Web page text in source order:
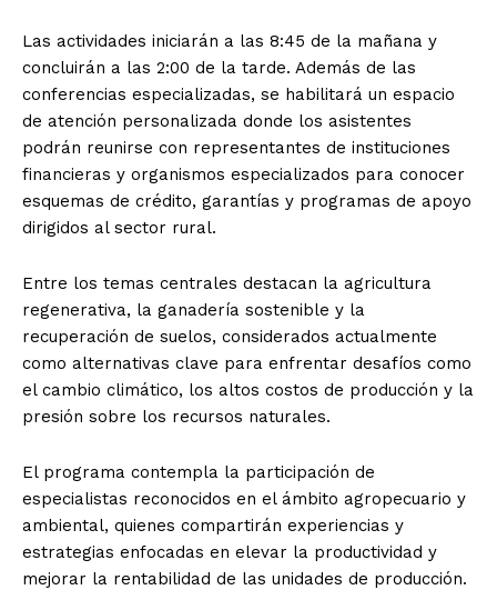
Las actividades iniciarán a las 8:45 de la mañana y
concluirán a las 2:00 de la tarde. Además de las
conferencias especializadas, se habilitará un espacio
de atención personalizada donde los asistentes
podrán reunirse con representantes de instituciones
financieras y organismos especializados para conocer
esquemas de crédito, garantías y programas de apoyo
dirigidos al sector rural.
Entre los temas centrales destacan la agricultura
regenerativa, la ganadería sostenible y la
recuperación de suelos, considerados actualmente
como alternativas clave para enfrentar desafíos como
el cambio climático, los altos costos de producción y la
presión sobre los recursos naturales.
El programa contempla la participación de
especialistas reconocidos en el ámbito agropecuario y
ambiental, quienes compartirán experiencias y
estrategias enfocadas en elevar la productividad y
mejorar la rentabilidad de las unidades de producción.